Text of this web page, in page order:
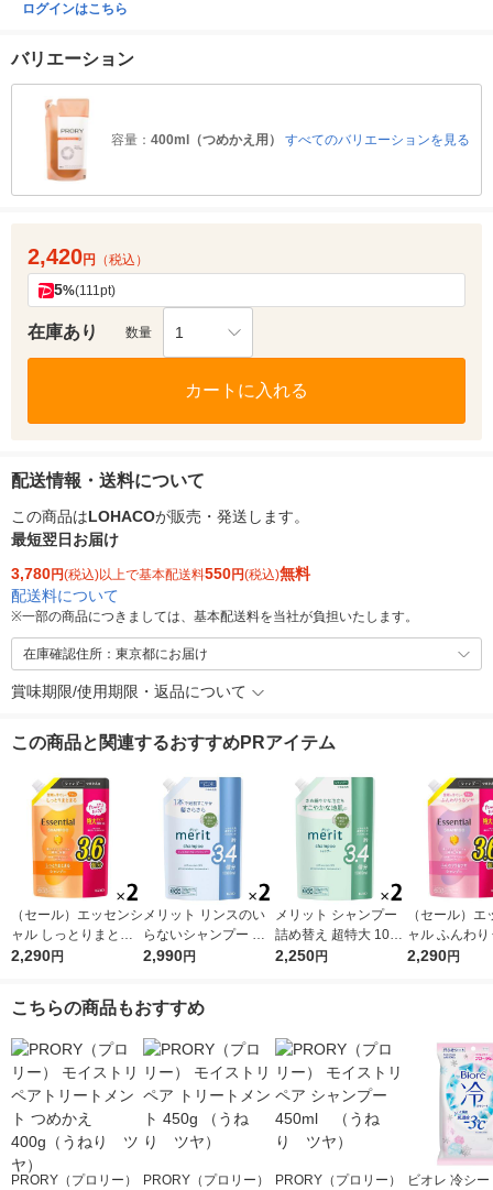
ログインはこちら
バリエーション
容量： 400ml（つめかえ用） すべてのバリエーションを見る
2,420円 （税込）
5%(111pt)
在庫あり 数量 1
カートに入れる
配送情報・送料について
この商品はLOHACOが販売・発送します。
最短翌日お届け
3,780円(税込)以上で基本配送料550円(税込)無料
配送料について
※一部の商品につきましては、基本配送料を当社が負担いたします。
在庫確認住所：東京都にお届け
賞味期限/使用期限・返品について
この商品と関連するおすすめPRアイテム
（セール）エッセンシ
ャル しっとりまとま
る シャンプー 詰め替
2,290円
メリット リンスのい
らないシャンプー 詰
め替え 超特大 1080ml
2,990円
メリット シャンプー
詰め替え 超特大 1080
ml 2個 花王
2,250円
（セール）エ
ャル ふんわ
ヤ シャンプー
2,290円
こちらの商品もおすすめ
PRORY（プロリー）
PRORY（プロリー）
PRORY（プロリー）
ビオレ 冷シ